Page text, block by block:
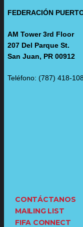
FEDERACIÓN
AM Tower 3rd Floor
207 Del Parque St.
San Juan, PR 00912
Teléfono: (787) 418-
CONTÁCTANOS
MAILING LIST
FIFA CONNECT